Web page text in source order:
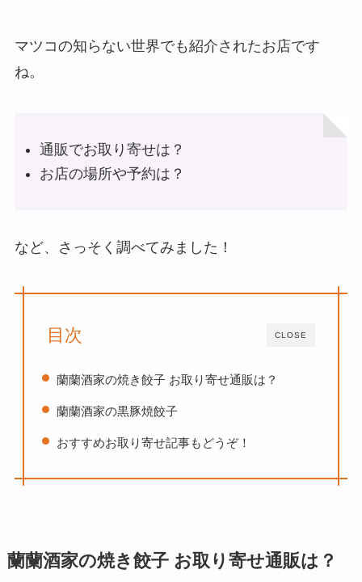
マツコの知らない世界でも紹介されたお店です
ね。
通販でお取り寄せは？
お店の場所や予約は？
など、さっそく調べてみました！
CLOSE
目次
蘭蘭酒家の焼き餃子 お取り寄せ通販は？
蘭蘭酒家の黒豚焼餃子
おすすめお取り寄せ記事もどうぞ！
蘭蘭酒家の焼き餃子 お取り寄せ通販は？